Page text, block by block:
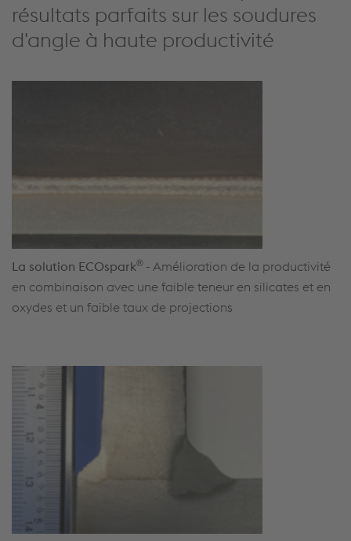
résultats parfaits sur les soudures
d'angle à haute productivité
La solution ECOspark® - Amélioration de la productivité
en combinaison avec une faible teneur en silicates et en
oxydes et un faible taux de projections